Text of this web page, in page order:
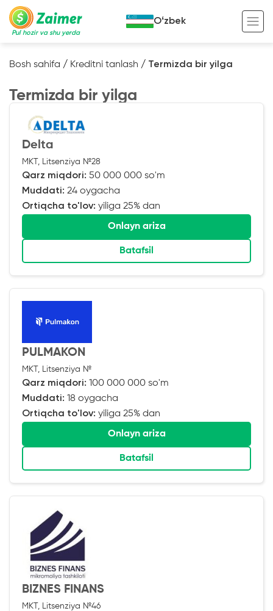
Pul hozir va shu yerda
Ko’chmas mulk garov evaziga kredit
Maxsus texnika garov evaziga kredit
Kredit onlayn
Tadbirkorlar uchun onlayn kredit
O‘zini o‘zi band qilganlar uchun onlayn
kredit
Foydali
Kreditingizning hayotiy tsikli
Kalkulyator
Oʻzbek
Bosh sahifa / Kreditni tanlash / Termizda bir yilga
Termizda bir yilga
Delta
MKT, Litsenziya №28
Qarz miqdori: 50 000 000 so'm
Muddati: 24 oygacha
Ortiqcha to'lov: yiliga 25% dan
Onlayn ariza
Batafsil
PULMAKON
MKT, Litsenziya №
Qarz miqdori: 100 000 000 so'm
Muddati: 18 oygacha
Ortiqcha to'lov: yiliga 25% dan
Onlayn ariza
Batafsil
BIZNES FINANS
MKT, Litsenziya №46